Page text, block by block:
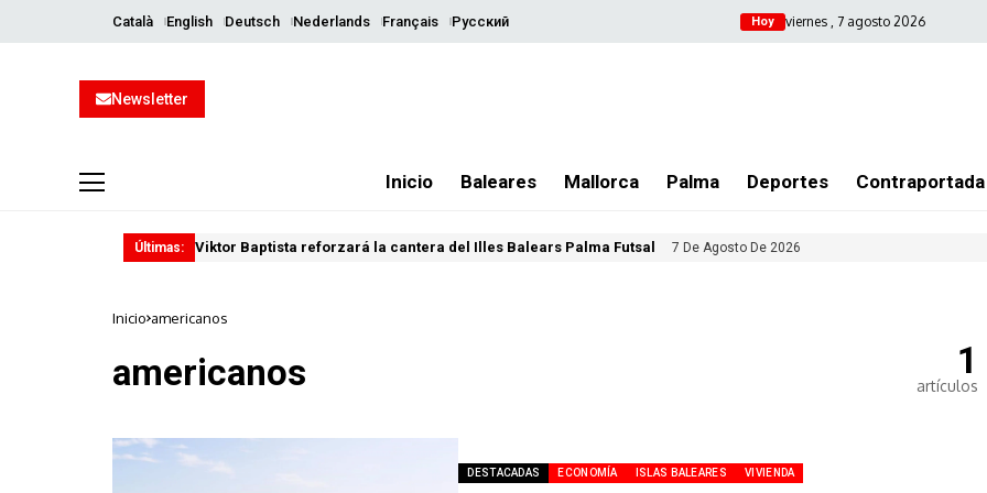
Català English Deutsch Nederlands Français Русский Hoy viernes , 7 agosto 2026
Newsletter
Inicio Baleares Mallorca Palma Deportes Contraportada
Últimas: Viktor Baptista reforzará la cantera del Illes Balears Palma Futsal 7 De Agosto De 2026
Inicio americanos
americanos 1
artículos
DESTACADAS ECONOMÍA ISLAS BALEARES VIVIENDA